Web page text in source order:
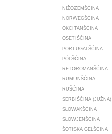
NIŽOZEMŠĆINA
NORWEGŠĆINA
OKCITANŠĆINA
OSETIŠĆINA
PORTUGALŠĆINA
PÓLŠĆINA
RETOROMANŠĆINA
RUMUNŠĆINA
RUŠĆINA
SERBIŠĆINA (JUŽNA)
SŁOWAKŠĆINA
SŁOWJENŠĆINA
ŠOTISKA GELŠĆINA